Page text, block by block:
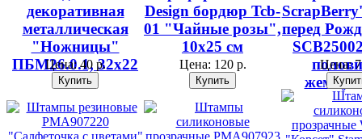
декоративная
металлическая
"Ножницы"
ПБМ26.0.1, 32х22
мм
Цена:40 р.
Design бордюр Tcb-
01 "Чайные розы",
10х25 см
Цена: 120 р.
перед
Цена: